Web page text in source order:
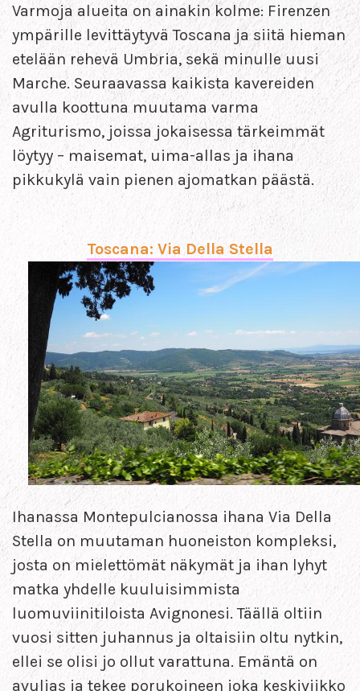
Varmoja alueita on ainakin kolme: Firenzen
ympärille levittäytyvä Toscana ja siitä hieman
etelään rehevä Umbria, sekä minulle uusi
Marche. Seuraavassa kaikista kavereiden
avulla koottuna muutama varma
Agriturismo, joissa jokaisessa tärkeimmät
löytyy – maisemat, uima-allas ja ihana
pikkukylä vain pienen ajomatkan päästä.
Toscana: Via Della Stella
Ihanassa Montepulcianossa ihana Via Della
Stella on muutaman huoneiston kompleksi,
josta on mielettömät näkymät ja ihan lyhyt
matka yhdelle kuuluisimmista
luomuviinitiloista Avignonesi. Täällä oltiin
vuosi sitten juhannus ja oltaisiin oltu nytkin,
ellei se olisi jo ollut varattuna. Emäntä on
avulias ja tekee porukoineen joka keskiviikko